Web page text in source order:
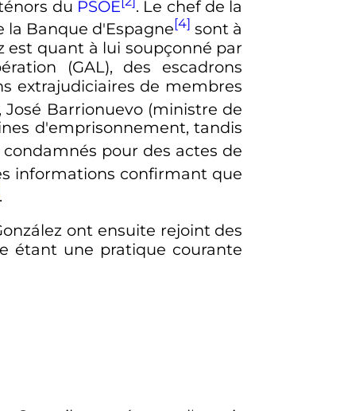
du PSOE
. Le chef de la
la Banque d'Espagne[4] sont à
est quant à lui soupçonné par
(GAL), des escadrons
extrajudiciaires de membres
Barrionuevo (ministre de
d'emprisonnement, tandis
condamnés pour des actes de
informations confirmant que
.
ont ensuite rejoint des
étant une pratique courante